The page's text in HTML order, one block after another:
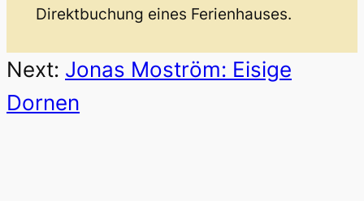
Direktbuchung eines Ferienhauses.
Next: Jonas Moström: Eisige
Dornen